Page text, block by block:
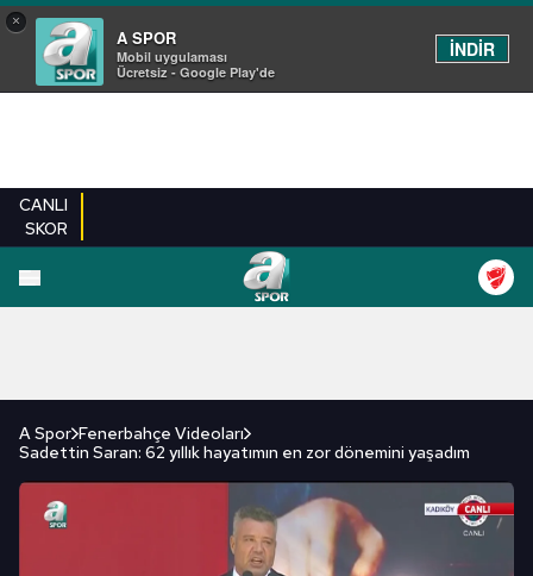
×
A SPOR
Mobil uygulaması
Ücretsiz - Google Play'de
İNDİR
CANLI
SKOR
FUTBOL
A Spor Fenerbahçe Videoları
Sadettin Saran: 62 yıllık hayatımın en zor dönemini yaşadım